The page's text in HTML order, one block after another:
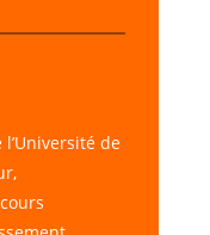
de